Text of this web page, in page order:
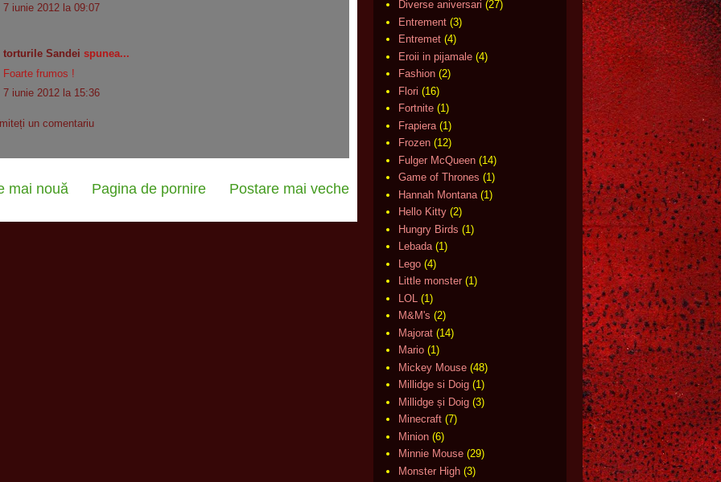
7 iunie 2012 la 09:07
torturile Sandei spunea...
Foarte frumos !
7 iunie 2012 la 15:36
un comentariu
mai nouă Postare mai veche
Pagina de pornire
Diverse aniversari (27)
Entrement (3)
Entremet (4)
Eroii in pijamale (4)
Fashion (2)
Flori (16)
Fortnite (1)
Frapiera (1)
Frozen (12)
Fulger McQueen (14)
Game of Thrones (1)
Hannah Montana (1)
Hello Kitty (2)
Hungry Birds (1)
Lebada (1)
Lego (4)
Little monster (1)
LOL
(1)
M&M's (2)
Majorat (14)
Mario (1)
Mickey Mouse (48)
Millidge si Doig (1)
Millidge și Doig (3)
Minecraft (7)
Minion (6)
Minnie Mouse (29)
Monster High (3)